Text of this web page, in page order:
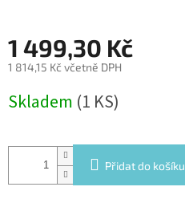
1 499,30 Kč
1 814,15 Kč včetně DPH
cena:
Skladem (1 KS)
Přidat do košíku